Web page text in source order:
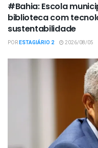
#Bahia: Escola
biblioteca com
sustentabilidade
PORESTAGIÁRIO 2 2026/08/05